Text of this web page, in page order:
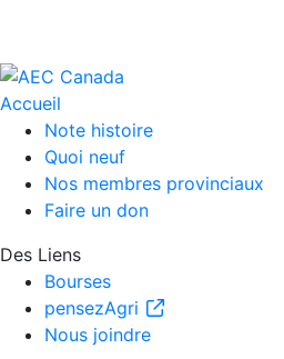
Accueil
Note histoire
Quoi neuf
Nos membres provinciaux
Faire un don
Des Liens
Bourses
pensezAgri
Nous joindre